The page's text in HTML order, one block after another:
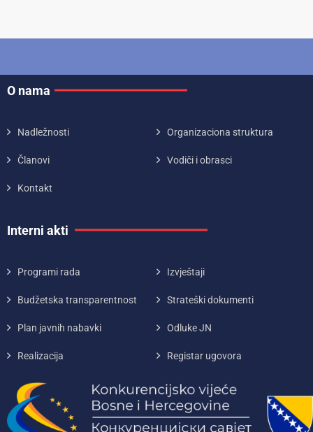
O nama
Nadležnosti Organizaciona struktura
Članovi Vodiči i obrasci
Kontakt
Interni akti
Programi rada Izvještaji
Budžetska transparentnost Strateški dokumenti
Plan javnih nabavki Odluke JN
Realizacija Registar ugovora